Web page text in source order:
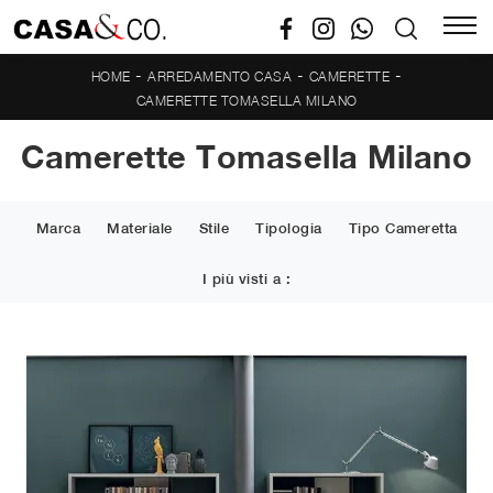
HOME -ARREDAMENTO CASA - CAMERETTE -
CAMERETTE TOMASELLA MILANO
Camerette Tomasella Milano
Marca Materiale Stile Tipologia Tipo Cameretta
I più visti a :